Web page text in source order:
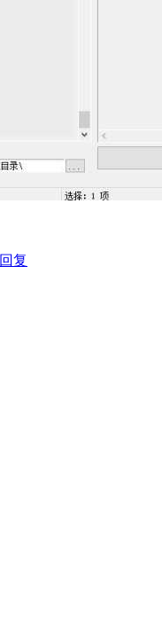
回复